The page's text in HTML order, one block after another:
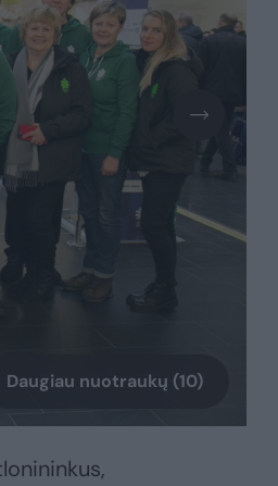
Daugiau nuotraukų (10)